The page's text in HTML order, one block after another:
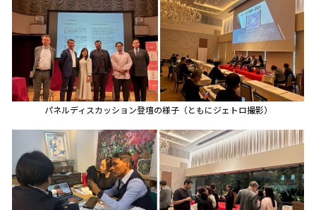
パネルディスカッション登壇の様子（ともにジェトロ撮影）